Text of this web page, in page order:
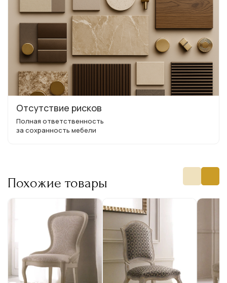
Отсутствие рисков
Полная ответственность
за сохранность мебели
Похожие товары